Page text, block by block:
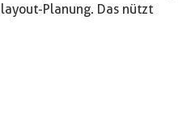
Planung. Das nützt